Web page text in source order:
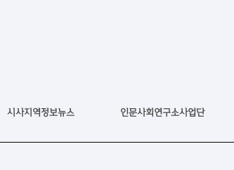
시사지역정보뉴스 인문사회연구소사업단